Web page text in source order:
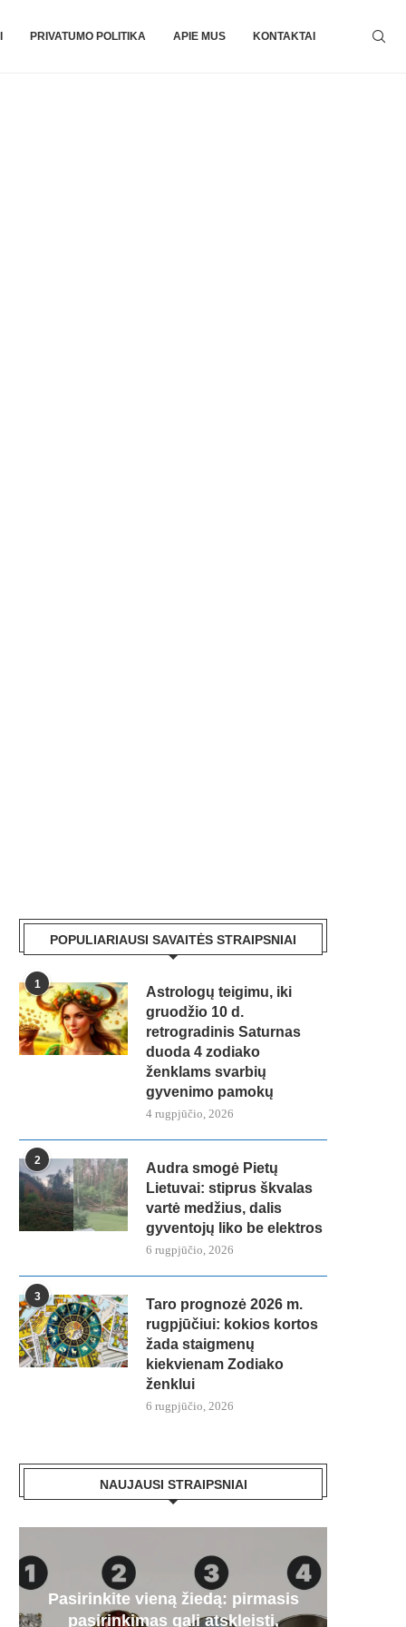
PRIVATUMO POLITIKA APIE MUS KONTAKTAI
POPULIARIAUSI SAVAITĖS STRAIPSNIAI
1
Astrologų teigimu, iki
gruodžio 10 d.
retrogradinis Saturnas
duoda 4 zodiako
ženklams svarbių
gyvenimo pamokų
4 rugpjūčio, 2026
2
Audra smogė Pietų
Lietuvai: stiprus škvalas
vartė medžius, dalis
gyventojų liko be elektros
6 rugpjūčio, 2026
3
Taro prognozė 2026 m.
rugpjūčiui: kokios kortos
žada staigmenų
kiekvienam Zodiako
ženklui
6 rugpjūčio, 2026
NAUJAUSI STRAIPSNIAI
Pasirinkite vieną žiedą: pirmasis
pasirinkimas gali atskleisti,